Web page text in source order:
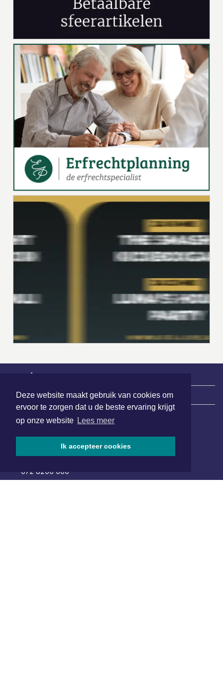
Deze website maakt gebruik van cookies om
ervoor te zorgen dat u de beste ervaring krijgt
op onze website Lees meer
Ik accepteer cookies
| Nieuws | Sport | Evenementen
van Benthuizenlaan 1
1701 BZ Heerhugowaard
072 8200 600